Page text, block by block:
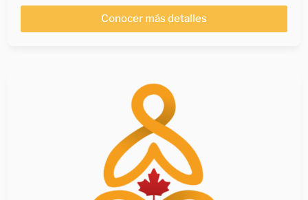
Conocer más detalles